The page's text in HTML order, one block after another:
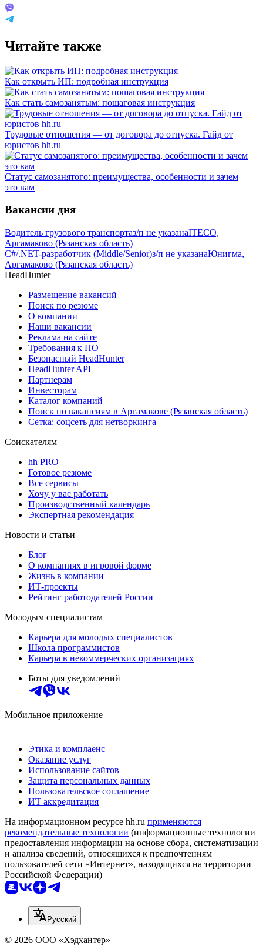
Читайте также
Как открыть ИП: подробная инструкция
Как стать самозанятым: пошаговая инструкция
Трудовые отношения — от договора до отпуска. Гайд от
юристов hh.ru
Статус самозанятого: преимущества, особенности и зачем
это вам
Вакансии дня
Водитель грузового транспортаз/п не указанаITECO,
Аргамаково (Рязанская область)
C#/.NET-разработчик (Middle/Senior)з/п не указанаЮнигма,
Аргамаково (Рязанская область)
HeadHunter
Размещение вакансий
Поиск по резюме
О компании
Наши вакансии
Реклама на сайте
Требования к ПО
Безопасный HeadHunter
HeadHunter API
Партнерам
Инвесторам
Каталог компаний
Поиск по вакансиям в Аргамакове (Рязанская область)
Сетка: соцсеть для нетворкинга
Соискателям
hh PRO
Готовое резюме
Все сервисы
Хочу у вас работать
Производственный календарь
Экспертная рекомендация
Новости и статьи
Блог
О компаниях в игровой форме
Жизнь в компании
ИТ-проекты
Рейтинг работодателей России
Молодым специалистам
Карьера для молодых специалистов
Школа программистов
Карьера в некоммерческих организациях
Боты для уведомлений
Мобильное приложение
Этика и комплаенс
Оказание услуг
Использование сайтов
Защита персональных данных
Пользовательское соглашение
ИТ аккредитация
На информационном ресурсе hh.ru применяются
рекомендательные технологии (информационные технологии
предоставления информации на основе сбора, систематизации
и анализа сведений, относящихся к предпочтениям
пользователей сети «Интернет», находящихся на территории
Российской Федерации)
Русский
© 2026 ООО «Хэдхантер»